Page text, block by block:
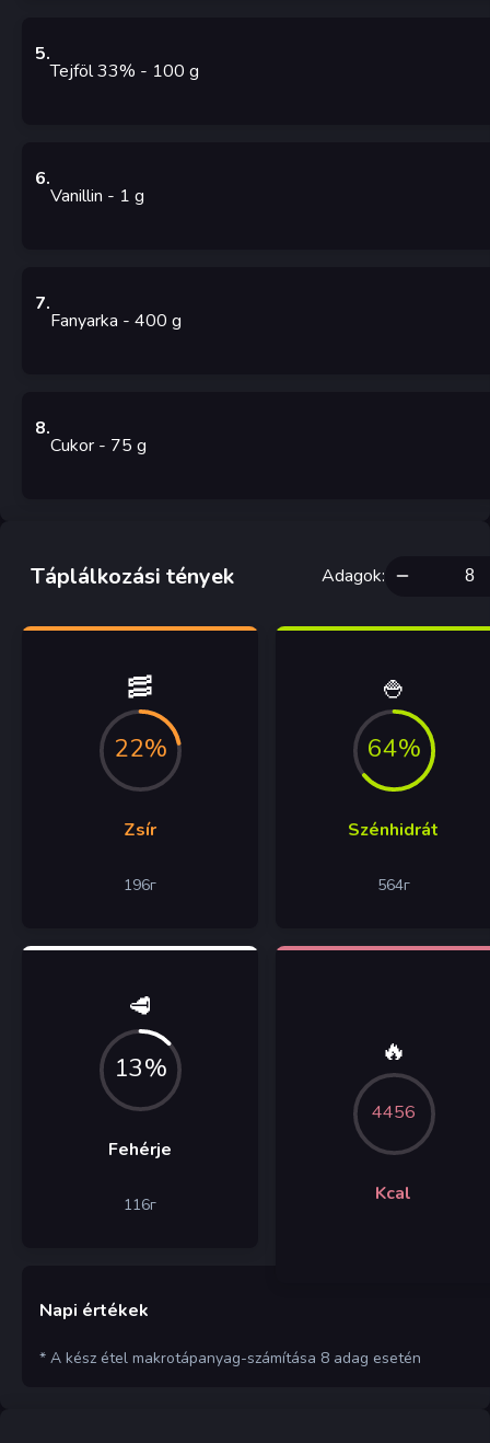
5.
Tejföl 33% - 100 g
6.
Vanillin - 1 g
7.
Fanyarka - 400 g
8.
Cukor - 75 g
Táplálkozási tények Adagok:
🥓
22%
Zsír
196г
🍚
64%
Szénhidrát
564г
🥩
13%
Fehérje
116г
🔥
4456
Kcal
Napi értékek
* A kész étel makrotápanyag-számítása 8 adag esetén